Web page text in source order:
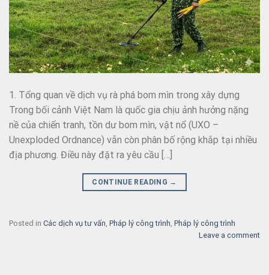
1. Tổng quan về dịch vụ rà phá bom mìn trong xây dựng
Trong bối cảnh Việt Nam là quốc gia chịu ảnh hưởng nặng
nề của chiến tranh, tồn dư bom mìn, vật nổ (UXO –
Unexploded Ordnance) vẫn còn phân bố rộng khắp tại nhiều
địa phương. Điều này đặt ra yêu cầu […]
CONTINUE READING →
Posted in Các dịch vụ tư vấn Pháp lý công trình Pháp lý công trình
Leave a comment